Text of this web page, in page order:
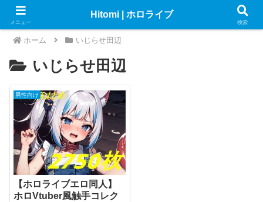
ホーム いじらせ田辺
いじらせ田辺
男性向け
【ホロライブエロ同人】
ホロVtuber風触手コレク
メニュー
Hitomi | ホロライブ
検索